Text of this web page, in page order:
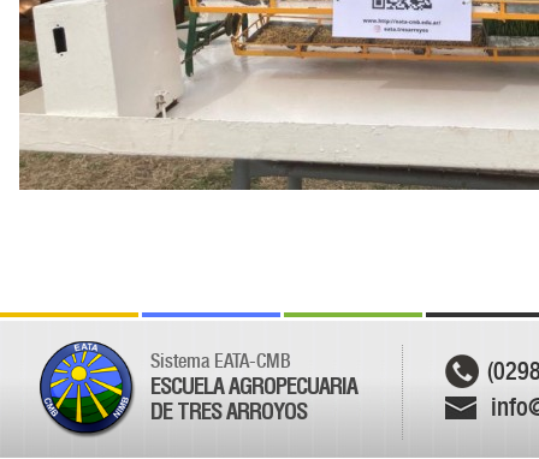
Sistema EATA-CMB
ESCUELA AGROPECUARIA
DE TRES ARROYOS